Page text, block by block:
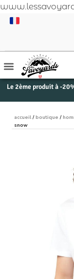
Le 2ème produit à -
accueil / boutique /
snow